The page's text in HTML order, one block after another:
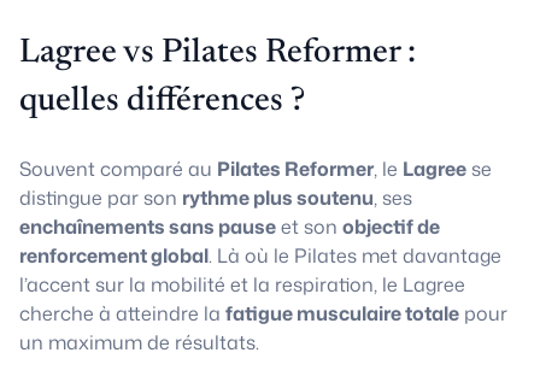
Lagree vs Pilates Reformer :
quelles différences ?
Souvent comparé au Pilates Reformer, le Lagree se
distingue par son rythme plus soutenu, ses
enchaînements sans pauseet son objectif de
renforcement global. Là où le Pilates met davantage
l’accent sur la mobilité et la respiration, le Lagree
cherche à atteindre la fatigue musculaire totale pour
un maximum de résultats.